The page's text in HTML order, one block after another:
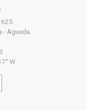
625
- Águeda
W